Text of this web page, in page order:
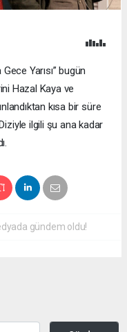
Yarısı” bugün
Hazal Kaya ve
kısa bir süre
ilgili şu ana kadar
gündem oldu!